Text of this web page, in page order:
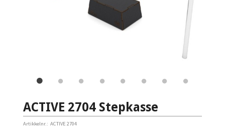
ACTIVE 2704 Stepkasse
Artikkelnr.: ACTIVE 2704